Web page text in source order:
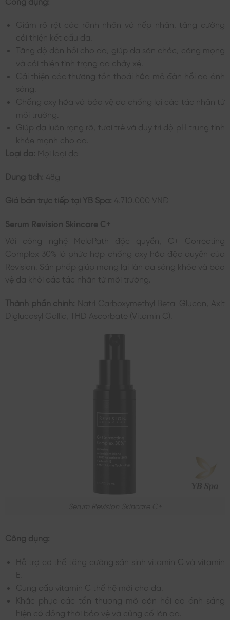
Giảm rõ rệt các rãnh nhăn và nếp nhăn, tăng cường
cải thiện kết cấu da.
Tăng độ đàn hồi cho da, giúp da săn chắc, căng mọng
và cải thiện tình trạng da chảy xệ.
Cải thiện các thương tổn thoái hóa mô đàn hồi do ánh
sáng.
Chống oxy hóa và bảo vệ da chống lại các tác nhân từ
môi trường.
Giúp da luôn rạng rỡ, tươi trẻ và duy trì độ pH trung tính
khỏe mạnh cho da.
Loại da: Mọi loại da
Dung tích: 48g
Giá bán trực tiếp tại YB Spa: 4.710.000 VNĐ
Serum Revision Skincare C+
Với công nghệ MelaPath độc quyền, C+ Correcting
Complex 30% là phức hợp chống oxy hóa độc quyền của
Revision. Sản phấp giúp mang lại làn da sáng khỏe và bảo
vệ da khỏi các tác nhân từ môi trường.
Thành phần chính: Natri Carboxymethyl Beta-Glucan, Axit
Diglucosyl Gallic, THD Ascorbate (Vitamin C).
Serum Revision Skincare C+
Công dụng:
Hỗ trợ cơ thể tăng cường sản sinh vitamin C và vitamin
E.
Cung cấp vitamin C thế hệ mới cho da.
Khắc phục các tổn thương mô đàn hồi do ánh sáng
hiện có đồng thời bảo vệ và củng cố làn da.